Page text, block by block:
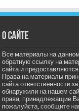
О сайте
Все материалы на
обратную ссылку на
сайта и
Права на материалы
сайта ответственности
обнаружили на нашем
права, принадлежащие
пожалуйста,сообщите